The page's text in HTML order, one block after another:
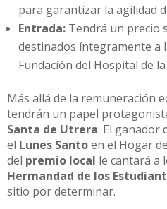
para garantizar la agilidad
Entrada: Tendrá un precio
destinados íntegramente a
Fundación del Hospital de
Más allá de la remuneración
tendrán un papel
Santa de Utrera: El ganador
el Lunes Santoen el Hogar
del premio local le cantará a
Hermandad de los
sitio por determinar.